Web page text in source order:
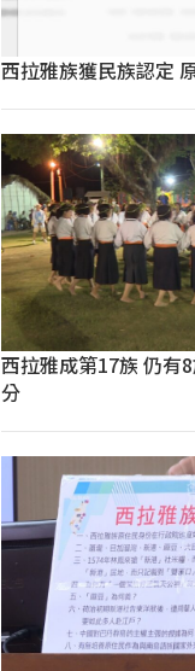
西拉雅族獲民族認定
西拉雅成第17族 仍有
分